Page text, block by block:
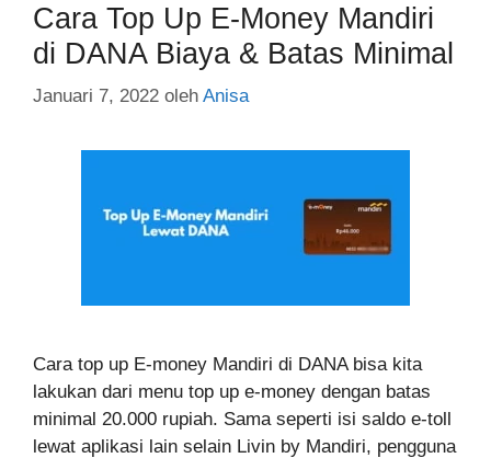
Cara Top Up E-Money Mandiri
di DANA Biaya & Batas Minimal
Januari 7, 2022 oleh Anisa
Cara top up E-money Mandiri di DANA bisa kita
lakukan dari menu top up e-money dengan batas
minimal 20.000 rupiah. Sama seperti isi saldo e-toll
lewat aplikasi lain selain Livin by Mandiri, pengguna